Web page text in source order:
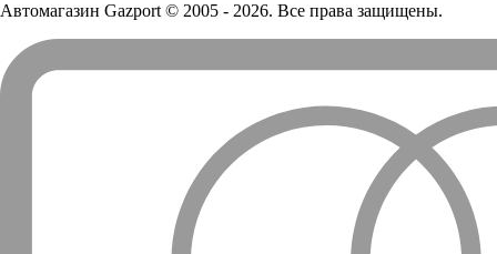
Автомагазин Gazport© 2005 - 2026. Все права защищены.